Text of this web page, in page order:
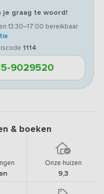
je graag te woord!
13:30–17:00 bereikbaar
1114
9029520
& boeken
Onze huizen
9,3